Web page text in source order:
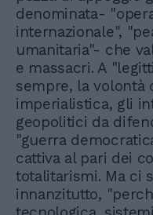
denominata-
internazionale",
umanitaria"- che
e massacri. A
sempre, la volontà
imperialistica, gli
geopolitici da
"guerra
cattiva al pari dei
totalitarismi. Ma ci
innanzitutto,